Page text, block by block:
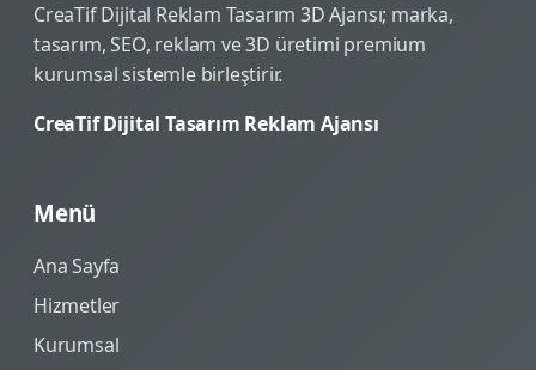
CreaTif Dijital Reklam Tasarım 3D Ajansı; marka,
tasarım, SEO, reklam ve 3D üretimi premium
kurumsal sistemle birleştirir.
CreaTif Dijital Tasarım Reklam Ajansı
Menü
Ana Sayfa
Hizmetler
Kurumsal